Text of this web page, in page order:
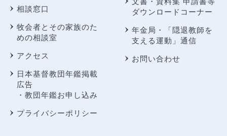
相談窓口
牧会者とその家族のた
めの相談室
アクセス
日本基督教団年鑑掲載
広告
・教団年鑑お申し込み
プライバシーポリシー
ダウンロードコーナー
年金局・
「隠退教師を
支える運動」通信
お問い合わせ